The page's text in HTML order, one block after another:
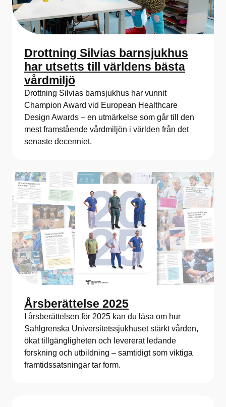
Drottning Silvias barnsjukhus
har utsetts till världens bästa
vårdmiljö
Drottning Silvias barnsjukhus har vunnit
Champion Award vid European Healthcare
Design Awards – en utmärkelse som går till den
mest framstående vårdmiljön i världen från det
senaste decenniet.
Årsberättelse 2025
I årsberättelsen för 2025 kan du läsa om hur
Sahlgrenska Universitetssjukhuset stärkt vården,
ökat tillgängligheten och levererat ledande
forskning och utbildning – samtidigt som viktiga
framtidssatsningar tar form.